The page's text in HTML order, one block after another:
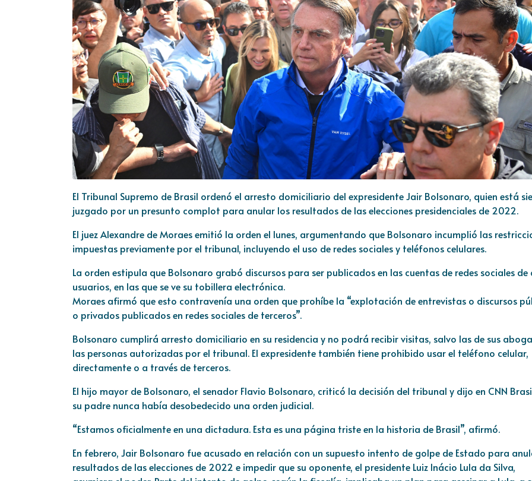
El Tribunal Supremo de Brasil ordenó el arresto domiciliario del expresidente Jair Bolsonaro, quien está
juzgado por un presunto complot para anular los resultados de las elecciones presidenciales de 2022.
El juez Alexandre de Moraes emitió la orden el lunes, argumentando que Bolsonaro incumplió las
impuestas previamente por el tribunal, incluyendo el uso de redes sociales y teléfonos celulares.
La orden estipula que Bolsonaro grabó discursos para ser publicados en las cuentas de redes sociales
usuarios, en las que se ve su tobillera electrónica.
Moraes afirmó que esto contravenía una orden que prohíbe la “explotación de entrevistas o discursos
o privados publicados en redes sociales de terceros”.
Bolsonaro cumplirá arresto domiciliario en su residencia y no podrá recibir visitas, salvo las de sus
las personas autorizadas por el tribunal. El expresidente también tiene prohibido usar el teléfono celular,
directamente o a través de terceros.
El hijo mayor de Bolsonaro, el senador Flavio Bolsonaro, criticó la decisión del tribunal y dijo en CNN
su padre nunca había desobedecido una orden judicial.
“Estamos oficialmente en una dictadura. Esta es una página triste en la historia de Brasil”, afirmó.
En febrero, Jair Bolsonaro fue acusado en relación con un supuesto intento de golpe de Estado para
resultados de las elecciones de 2022 e impedir que su oponente, el presidente Luiz Inácio Lula da Silva,